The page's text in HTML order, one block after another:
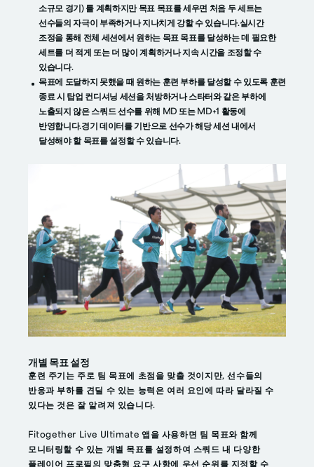
소규모 경기) 를 계획하지만 목표 목표를 세우면 처음 두 세트는
선수들의 자극이 부족하거나 지나치게 강할 수 있습니다.실시간
조정을 통해 전체 세션에서 원하는 목표 목표를 달성하는 데 필요한
세트를 더 적게 또는 더 많이 계획하거나 지속 시간을 조정할 수
있습니다.
목표에 도달하지 못했을 때 원하는 훈련 부하를 달성할 수 있도록 훈련
종료 시 탑업 컨디셔닝 세션을 처방하거나 스타터와 같은 부하에
노출되지 않은 스쿼드 선수를 위해 MD 또는 MD+1 활동에
반영합니다.경기 데이터를 기반으로 선수가 해당 세션 내에서
달성해야 할 목표를 설정할 수 있습니다.
개별 목표 설정
훈련 주기는 주로 팀 목표에 초점을 맞출 것이지만, 선수들의
반응과 부하를 견딜 수 있는 능력은 여러 요인에 따라 달라질 수
있다는 것은 잘 알려져 있습니다.
Fitogether Live Ultimate 앱을 사용하면 팀 목표와 함께
모니터링할 수 있는 개별 목표를 설정하여 스쿼드 내 다양한
플레이어 프로필의 맞춤형 요구 사항에 우선 순위를 지정할 수